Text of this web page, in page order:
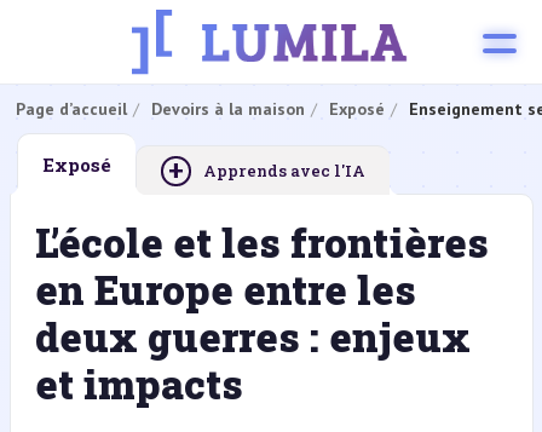
Page d’accueil Devoirs à la maison Exposé Enseignement
Exposé + Apprends avec l'IA
L’école et les frontières
en Europe entre les
deux guerres : enjeux
et impacts